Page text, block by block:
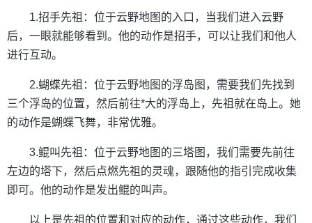
1.招手先祖：位于云野地图的入口，当我们进入云野
后，一眼就能够看到。他的动作是招手，可以让我们和他人
进行互动。
2.蝴蝶先祖：位于云野地图的浮岛图，需要我们先找到
三个浮岛的位置，然后前往*大的浮岛上，先祖就在岛上。她
的动作是蝴蝶飞舞，非常优雅。
3.鲲叫先祖：位于云野地图的三塔图，我们需要先前往
左边的塔下，然后点燃先祖的灵魂，跟随他的指引完成收集
即可。他的动作是发出鲲的叫声。
以上是先祖的位置和对应的动作，通过这些动作，我们